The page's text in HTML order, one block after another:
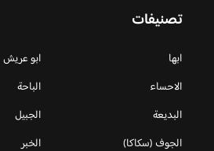
تصنيفات
ابها
ابو عريش
الاحساء
الباحة
البديعة
الجبيل
الجوف (سكاكا)
الخبر